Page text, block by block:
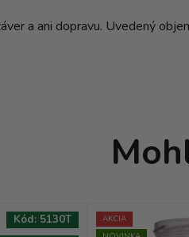
a ani dopravu. Uvedený
Kód: 5130T
AKCIA